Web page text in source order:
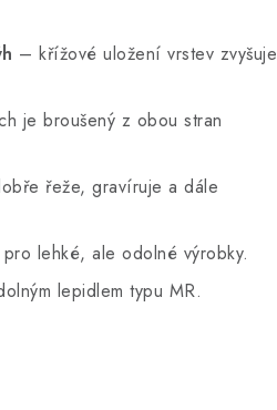
– křížové uložení vrstev zvyšuje
je broušený z obou stran
řeže, gravíruje a dále
lehké, ale odolné výrobky.
lepidlem typu MR.